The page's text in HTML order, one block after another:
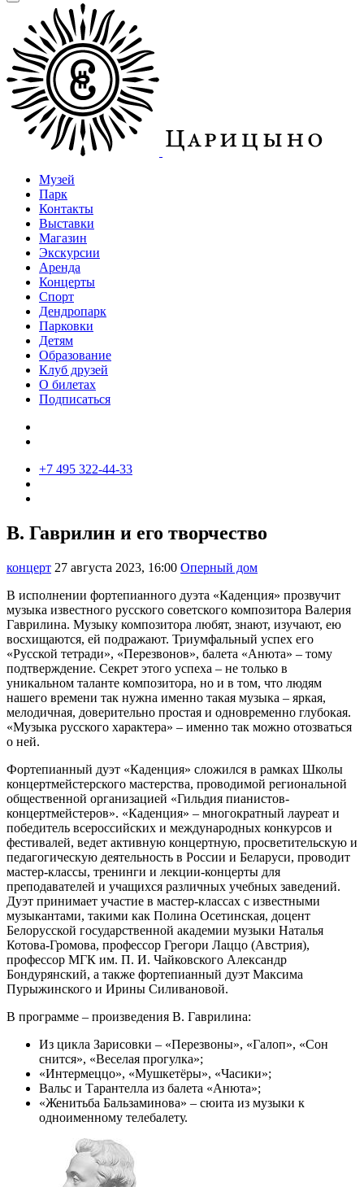
Музей
Парк
Контакты
Выставки
Магазин
Экскурсии
Аренда
Концерты
Спорт
Дендропарк
Парковки
Детям
Образование
Клуб друзей
О билетах
Подписаться
+7 495 322-44-33
В. Гаврилин и его творчество
концерт 27 августа 2023, 16:00 Оперный дом
В исполнении фортепианного дуэта «Каденция» прозвучит
музыка известного русского советского композитора Валерия
Гаврилина. Музыку композитора любят, знают, изучают, ею
восхищаются, ей подражают. Триумфальный успех его
«Русской тетради», «Перезвонов», балета «Анюта» – тому
подтверждение. Секрет этого успеха – не только в
уникальном таланте композитора, но и в том, что людям
нашего времени так нужна именно такая музыка – яркая,
мелодичная, доверительно простая и одновременно глубокая.
«Музыка русского характера» – именно так можно отозваться
о ней.
Фортепианный дуэт «Каденция» сложился в рамках Школы
концертмейстерского мастерства, проводимой региональной
общественной организацией «Гильдия пианистов-
концертмейстеров». «Каденция» – многократный лауреат и
победитель всероссийских и международных конкурсов и
фестивалей, ведет активную концертную, просветительскую и
педагогическую деятельность в России и Беларуси, проводит
мастер-классы, тренинги и лекции-концерты для
преподавателей и учащихся различных учебных заведений.
Дуэт принимает участие в мастер-классах с известными
музыкантами, такими как Полина Осетинская, доцент
Белорусской государственной академии музыки Наталья
Котова-Громова, профессор Грегори Лаццо (Австрия),
профессор МГК им. П. И. Чайковского Александр
Бондурянский, а также фортепианный дуэт Максима
Пурыжинского и Ирины Силивановой.
В программе – произведения В. Гаврилина:
Из цикла Зарисовки – «Перезвоны», «Галоп», «Сон
снится», «Веселая прогулка»;
«Интермеццо», «Мушкетёры», «Часики»;
Вальс и Тарантелла из балета «Анюта»;
«Женитьба Бальзаминова» – сюита из музыки к
одноименному телебалету.